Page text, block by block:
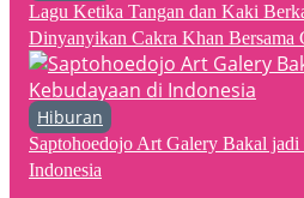
Lagu Ketika Tangan dan Kaki
Dinyanyikan Cakra Khan Bersama
Hiburan
Saptohoedojo Art Galery Bakal jadi
Indonesia